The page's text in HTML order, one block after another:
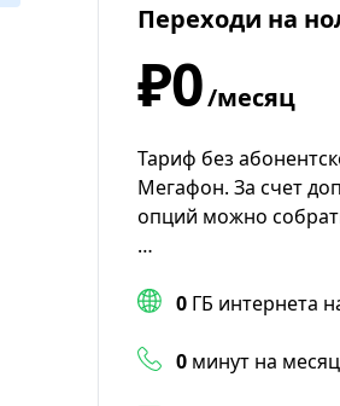
Переходи на
₽0/месяц
Тариф без
Мегафон. За счет
опций можно
…
0 ГБ интернета
0 минут на месяц